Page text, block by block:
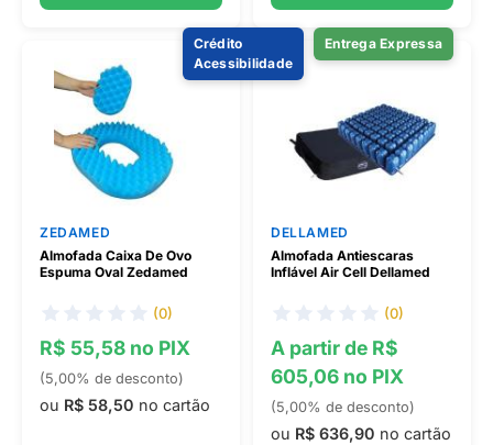
ZEDAMED
Almofada Caixa De Ovo
Espuma Oval Zedamed
(0)
R$ 55,58 no PIX
(5,00% de desconto)
ou R$ 58,50 no cartão
Entrega Expressa
Crédito
Acessibilidade
DELLAMED
Almofada Antiescaras
Inflável Air Cell Dellamed
(0)
A partir de R$
605,06 no PIX
(5,00% de desconto)
ou R$ 636,90 no cartão